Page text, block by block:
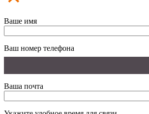
Ваше имя
Ваш номер телефона
Ваша почта